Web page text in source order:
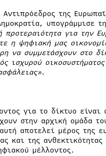
της
υπογράμμισε
προτεραιότητα για την
η ψηφιακή μας
να συμμετάσχουν στο
ισχυρού
.
για το δίκτυο
στην αρχική ομάδα
αποτελεί μέρος της
και της
μέλλοντος.